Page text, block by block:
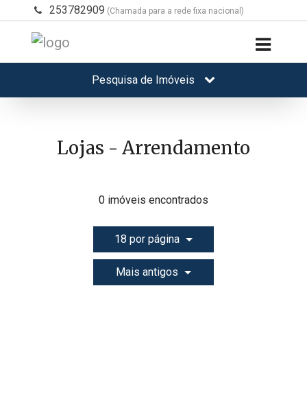
253782909 (Chamada para a rede fixa nacional)
Pesquisa de Imóveis
Lojas - Arrendamento
0 imóveis encontrados
18 por página
Mais antigos